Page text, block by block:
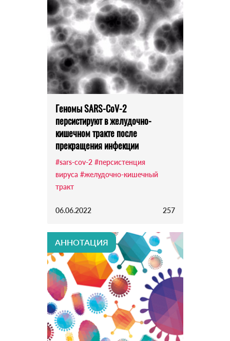
Геномы SARS-CoV-2
персистируют в желудочно-
кишечном тракте после
прекращения инфекции
#sars-cov-2 #персистенция
вируса #желудочно-кишечный
тракт
06.06.2022 257
АННОТАЦИЯ